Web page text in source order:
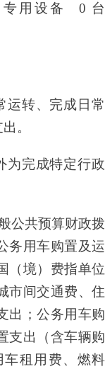
专用设备 0 台
运转、完成日常
。
为完成特定行政
公共预算财政拨
务用车购置及运
（境）费指单位
市间交通费、住
出；公务用车购
支出（含车辆购
租用费、燃料